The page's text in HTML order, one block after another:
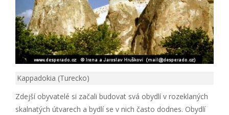
Kappadokia (Turecko)
Zdejší obyvatelé si začali budovat svá obydlí v rozeklaných
skalnatých útvarech a bydlí se v nich často dodnes. Obydlí